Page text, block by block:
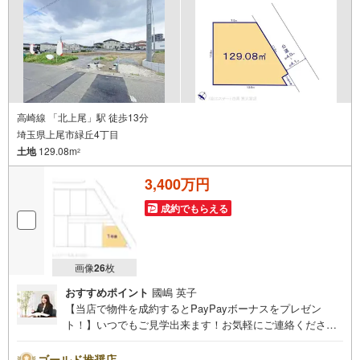
すお気軽にお問合せください
高崎線 「北上尾」駅 徒歩13分
埼玉県上尾市緑丘4丁目
土地129.08m2
画像26枚
3,400万円
成約でもらえる
おすすめポイント 國嶋 英子
【当店で物件を成約するとPayPayボーナスをプレゼン
ト！】いつでもご見学出来ます！お気軽にご連絡くださ
来店しやすい店舗です。お気軽にお立ち寄り下さい。～人